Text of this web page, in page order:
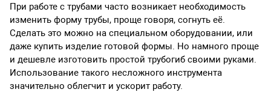
При работе с трубами часто возникает необходимость
изменить форму трубы, проще говоря, согнуть её.
Сделать это можно на специальном оборудовании, или
даже купить изделие готовой формы. Но намного проще
и дешевле изготовить простой трубогиб своими руками.
Использование такого несложного инструмента
значительно облегчит и ускорит работу.